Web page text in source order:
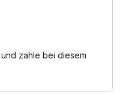
zahle bei diesem